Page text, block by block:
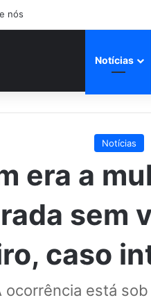
nós
Notícias
Notícias
era a
sem
caso
ocorrência está